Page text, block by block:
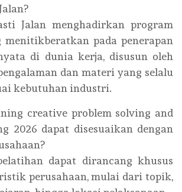
Jalan menghadirkan program
menitikberatkan pada penerapan
di dunia kerja, disusun oleh
dan materi yang selalu
kebutuhan industri.
creative problem solving and
2026 dapat disesuaikan dengan
dapat dirancang khusus
perusahaan, mulai dari topik,